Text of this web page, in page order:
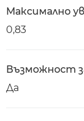
Максимално
0,83
Възможност
Да